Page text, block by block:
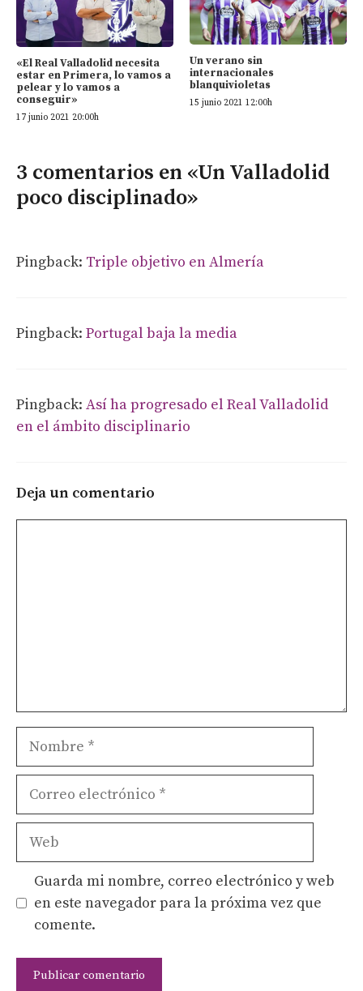
«El Real Valladolid necesita
estar en Primera, lo vamos a
pelear y lo vamos a
conseguir»
17 junio 2021 20:00h
Un verano sin
internacionales
blanquivioletas
15 junio 2021 12:00h
3 comentarios en «Un Valladolid
poco disciplinado»
Pingback: Triple objetivo en Almería
Pingback: Portugal baja la media
Pingback: Así ha progresado el Real Valladolid
en el ámbito disciplinario
Deja un comentario
Nombre
Guarda mi nombre, correo electrónico y web
en este navegador para la próxima vez que
comente.